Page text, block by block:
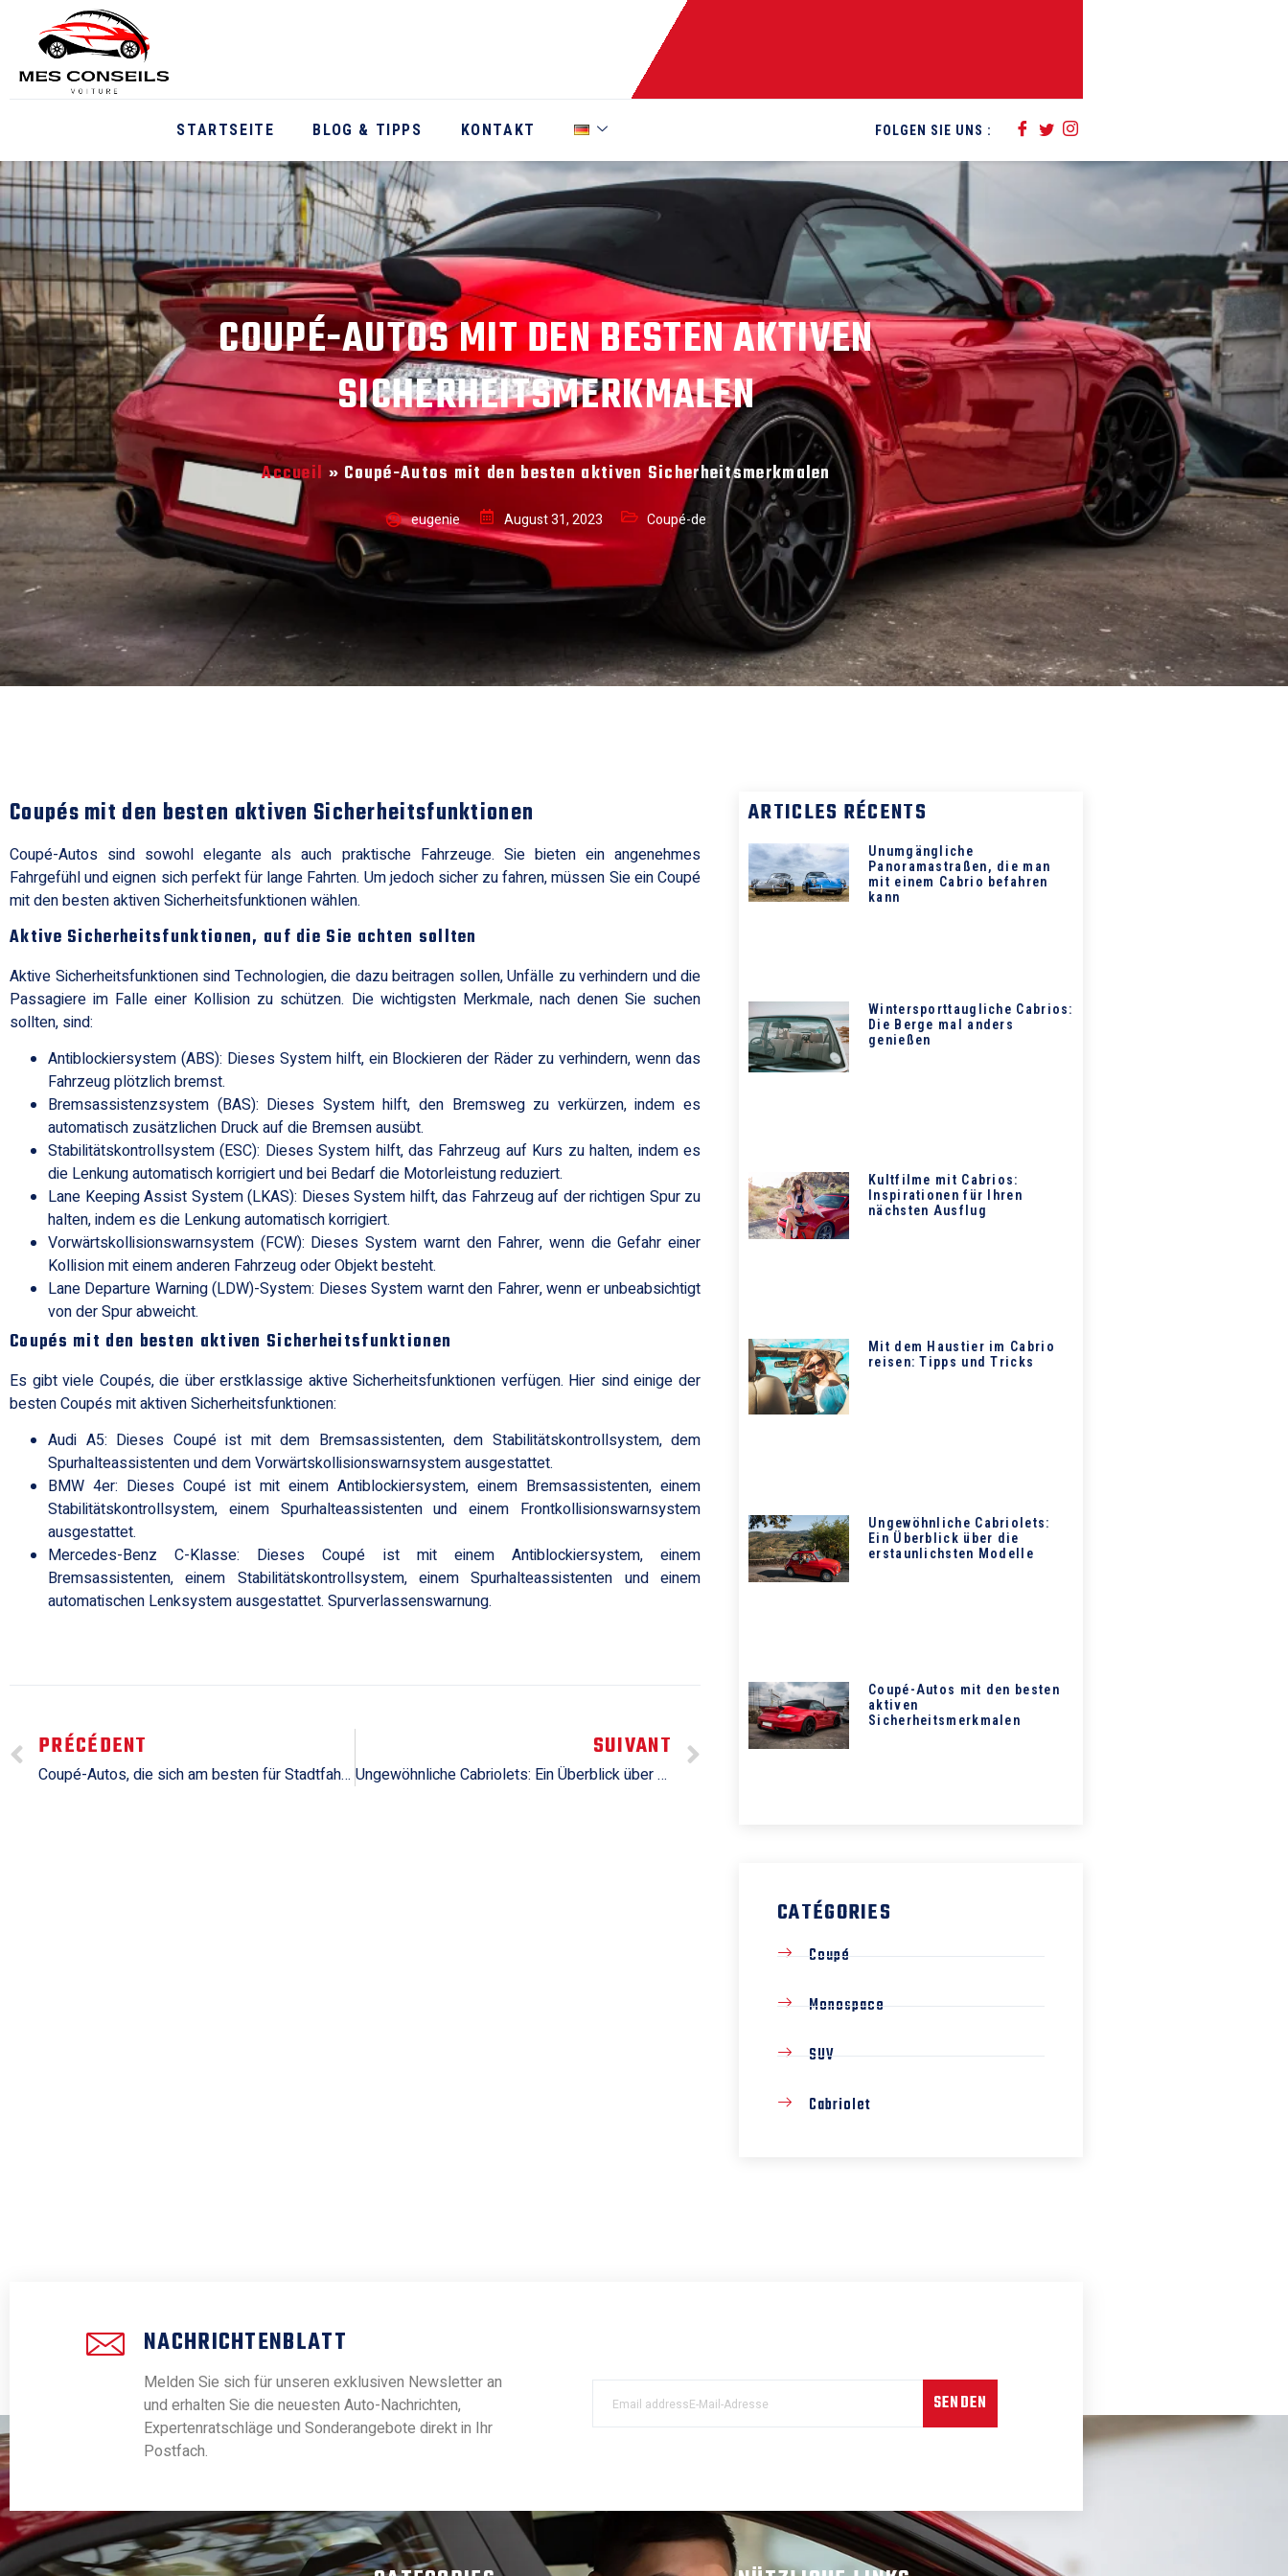
STARTSEITE BLOG & TIPPS KONTAKT FOLGEN SIE UNS :
COUPÉ-AUTOS MIT DEN BESTEN AKTIVEN
SICHERHEITSMERKMALEN
Accueil » Coupé-Autos mit den besten aktiven Sicherheitsmerkmalen
eugenie August 31, 2023 Coupé-de
Coupés mit den besten aktiven Sicherheitsfunktionen
Coupé-Autos sind sowohl elegante als auch praktische Fahrzeuge. Sie bieten ein angenehmes
Fahrgefühl und eignen sich perfekt für lange Fahrten. Um jedoch sicher zu fahren, müssen Sie ein Coupé
mit den besten aktiven Sicherheitsfunktionen wählen.
Aktive Sicherheitsfunktionen, auf die Sie achten sollten
Aktive Sicherheitsfunktionen sind Technologien, die dazu beitragen sollen, Unfälle zu verhindern und die
Passagiere im Falle einer Kollision zu schützen. Die wichtigsten Merkmale, nach denen Sie suchen
sollten, sind:
Antiblockiersystem (ABS): Dieses System hilft, ein Blockieren der Räder zu verhindern, wenn das
Fahrzeug plötzlich bremst.
Bremsassistenzsystem (BAS): Dieses System hilft, den Bremsweg zu verkürzen, indem es
automatisch zusätzlichen Druck auf die Bremsen ausübt.
Stabilitätskontrollsystem (ESC): Dieses System hilft, das Fahrzeug auf Kurs zu halten, indem es
die Lenkung automatisch korrigiert und bei Bedarf die Motorleistung reduziert.
Lane Keeping Assist System (LKAS): Dieses System hilft, das Fahrzeug auf der richtigen Spur zu
halten, indem es die Lenkung automatisch korrigiert.
Vorwärtskollisionswarnsystem (FCW): Dieses System warnt den Fahrer, wenn die Gefahr einer
Kollision mit einem anderen Fahrzeug oder Objekt besteht.
Lane Departure Warning (LDW)-System: Dieses System warnt den Fahrer, wenn er unbeabsichtigt
von der Spur abweicht.
Coupés mit den besten aktiven Sicherheitsfunktionen
Es gibt viele Coupés, die über erstklassige aktive Sicherheitsfunktionen verfügen. Hier sind einige der
besten Coupés mit aktiven Sicherheitsfunktionen:
Audi A5: Dieses Coupé ist mit dem Bremsassistenten, dem Stabilitätskontrollsystem, dem
Spurhalteassistenten und dem Vorwärtskollisionswarnsystem ausgestattet.
BMW 4er: Dieses Coupé ist mit einem Antiblockiersystem, einem Bremsassistenten, einem
Stabilitätskontrollsystem, einem Spurhalteassistenten und einem Frontkollisionswarnsystem
ausgestattet.
Mercedes-Benz C-Klasse: Dieses Coupé ist mit einem Antiblockiersystem, einem
Bremsassistenten, einem Stabilitätskontrollsystem, einem Spurhalteassistenten und einem
automatischen Lenksystem ausgestattet. Spurverlassenswarnung.
PRÉCÉDENT
Coupé-Autos, die sich am besten für Stadtfahrten eignen
SUIVANT
Ungewöhnliche Cabriolets: Ein Überblick über die erstaunlichsten Modelle
ARTICLES RÉCENTS
Unumgängliche
Panoramastraßen, die man
mit einem Cabrio befahren
kann
Wintersporttaugliche Cabrios:
Die Berge mal anders
genießen
Kultfilme mit Cabrios:
Inspirationen für Ihren
nächsten Ausflug
Mit dem Haustier im Cabrio
reisen: Tipps und Tricks
Ungewöhnliche Cabriolets:
Ein Überblick über die
erstaunlichsten Modelle
Coupé-Autos mit den besten
aktiven
Sicherheitsmerkmalen
CATÉGORIES
Coupé
Monospace
SUV
Cabriolet
NACHRICHTENBLATT
Melden Sie sich für unseren exklusiven Newsletter an
und erhalten Sie die neuesten Auto-Nachrichten,
Expertenratschläge und Sonderangebote direkt in Ihr
Postfach.
SENDEN